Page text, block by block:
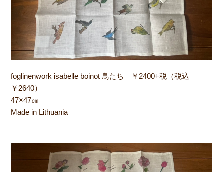
foglinenwork isabelle boinot 鳥たち ￥2400+税（税込
￥2640）
47×47㎝
Made in Lithuania